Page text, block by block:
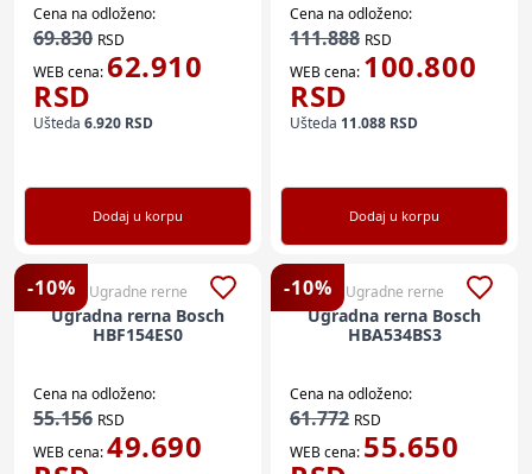
Cena na odloženo:
69.830 RSD
WEB cena:62.910
RSD
Ušteda 6.920 RSD
Dodaj u korpu
Cena na odloženo:
111.888 RSD
WEB cena: 100.800
RSD
Ušteda 11.088 RSD
Dodaj u korpu
-10% Ugradne rerne
Ugradna rerna Bosch
HBF154ES0
Cena na odloženo:
55.156 RSD
WEB cena:49.690
-10% Ugradne rerne
Ugradna rerna Bosch
HBA534BS3
Cena na odloženo:
61.772 RSD
WEB cena: 55.650